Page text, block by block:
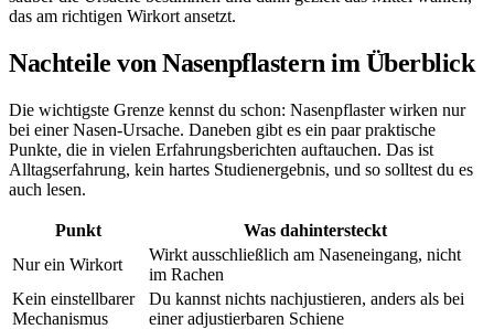
das am richtigen Wirkort ansetzt.
Nachteile von Nasenpflastern im Überblick
Die wichtigste Grenze kennst du schon: Nasenpflaster wirken nur
bei einer Nasen-Ursache. Daneben gibt es ein paar praktische
Punkte, die in vielen Erfahrungsberichten auftauchen. Das ist
Alltagserfahrung, kein hartes Studienergebnis, und so solltest du es
auch lesen.
Punkt
Was dahintersteckt
Nur ein Wirkort
Wirkt ausschließlich am Naseneingang, nicht
im Rachen
Kein einstellbarer
Mechanismus
Du kannst nichts nachjustieren, anders als bei
einer adjustierbaren Schiene